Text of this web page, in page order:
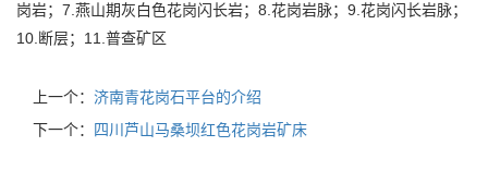
岗岩；7.燕山期灰白色花岗闪长岩；8.花岗岩脉；9.花岗闪长岩脉；
10.断层；11.普查矿区
上一个： 济南青花岗石平台的介绍
下一个：
四川芦山马桑坝红色花岗岩矿床